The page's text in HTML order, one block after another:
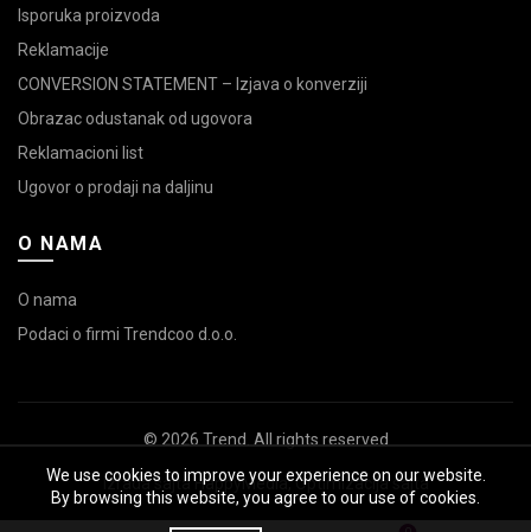
Isporuka proizvoda
Reklamacije
CONVERSION STATEMENT – Izjava o konverziji
Obrazac odustanak od ugovora
Reklamacioni list
Ugovor o prodaji na daljinu
O NAMA
O nama
Podaci o firmi Trendcoo d.o.o.
© 2026 Trend . All rights reserved
Izrada sajtaHappyMedia,Optimizacija sajta
We use cookies to improve your experience on our website.
By browsing this website, you agree to our use of cookies.